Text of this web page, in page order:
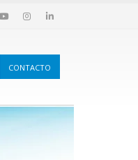
CONTACTO